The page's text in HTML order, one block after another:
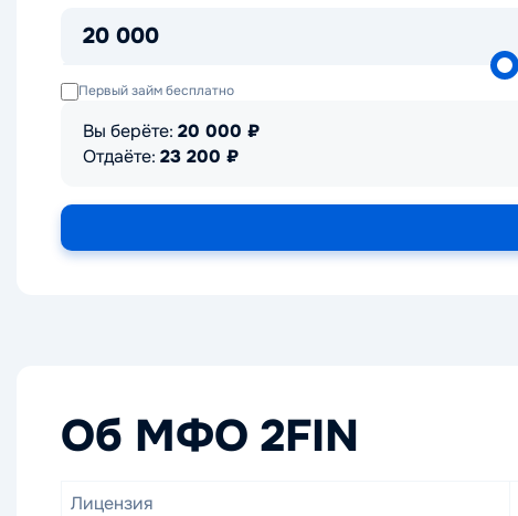
20 000
Первый займ бесплатно
Вы берёте: 20 000 ₽
Отдаёте: 23 200 ₽
Об МФО 2FIN
Лицензия